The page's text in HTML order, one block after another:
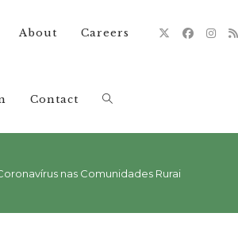
About Careers
Contact Alternar
pesquisa
nas Comunidades Rurais do Bico